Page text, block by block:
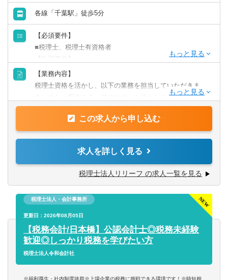
各線「千葉駅」徒歩5分
【必須要件】
■税理士、税理士有資格者
【歓迎要件】
■後輩指導（マネジメント）のご経験
■会計事務所での勤務のご経験
【求める人物像】
税理士事務所での仕事をお客様に対する「サービス」とし
■コツコツ努力できる
■明るい、人と話すのが好き、事務作業が好き、数字にこだ
わる
■ゆくゆくは経営層として活躍していきたいという意欲をお
持ちの方
※仕事に対する意欲や、上昇志向のある方、大歓迎です！
人間性を重視しながら採用しているので、たとえ税務の経
験が浅くても、意欲がある方はぜひ一度ご応募ください！
【業務内容】
税理士資格を活かし、以下の業務を担当していただきま
す。また、所内スタッフのサポート役としても期待してお
【具体的には】
業務は多岐に渡り、コンサルティング業務（30～50件程
チャレンジ意欲のある方には、やってみたい業務を積極的
にお任せ致します！
■資産税業務
■各種申告書作成、確定申告業務
■決算業務、年末調整
■関与先への報告
■新規顧客開拓 etc.
この求人から申し込む
求人を詳しく見る
税理士法人リリーフ の求人一覧を見る
税理士法人・会計事務所
更新日：2026年08月05日
【税務会計/日本橋】公認会計士◎税務未経験
歓迎◎しっかり税務を学びたい方
税理士法人令和会計社
※福利厚生・社内制度抜群※上場企業の税務に挑戦できる環境です！※時短相
群馬県
千葉県
神奈川県
富山県
福井県
長野県
東海
岐阜県 静岡県
会計事務所・税理士法人
金融専門職
すべて選択する
投資銀行系業務
投資事業
すべて選択する
経理／財務／管理会計
財務／管理会計
事務／秘書